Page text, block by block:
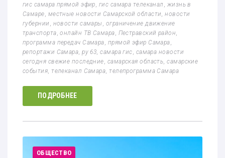
гис самара прямой эфир гис самара телеканал
жизнь в
Самаре местные новости Самарской области ,новости
губернии
новости самары
ограничение движение
транспорта ,онлайн ТВ Самара Пестравский район
программа передач Самара прямой эфир Самара
репортажи Самара ,ру 63 ,самара гис самара новости
сегодня свежие последние самарская область ,самарские
события ,телеканал Самара ,телепрограмма Самара
ПОДРОБНЕЕ
ОБЩЕСТВО